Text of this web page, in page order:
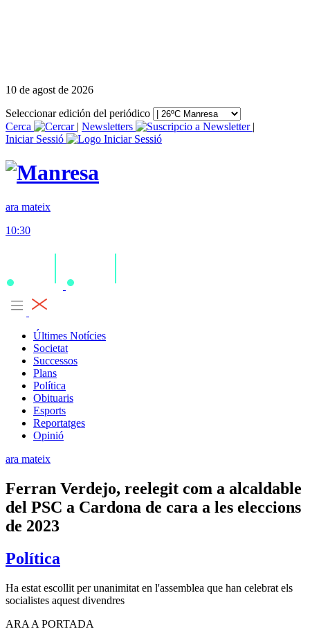
10 de agost de 2026
Seleccionar edición del periódico
Cerca
| Newsletters
|
Iniciar Sessió
ara mateix
10:30
Últimes Notícies
Societat
Successos
Plans
Política
Obituaris
Esports
Reportatges
Opinió
ara mateix
Ferran Verdejo, reelegit com a alcaldable
del PSC a Cardona de cara a les eleccions
de 2023
Política
Ha estat escollit per unanimitat en l'assemblea que han celebrat els
socialistes aquest divendres
ARA A PORTADA